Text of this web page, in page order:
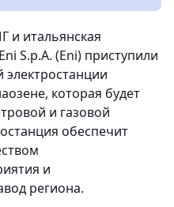
и итальянская
S.p.A. (Eni) приступили
электростанции
которая будет
и газовой
обеспечит
и
региона.